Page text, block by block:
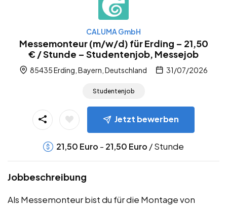
CALUMA GmbH
Messemonteur (m/w/d) für Erding – 21,50
€ / Stunde – Studentenjob, Messejob
85435 Erding, Bayern, Deutschland 31/07/2026
Studentenjob
Jetzt bewerben
21,50 Euro - 21,50 Euro / Stunde
Jobbeschreibung
Als Messemonteur bist du für die Montage von